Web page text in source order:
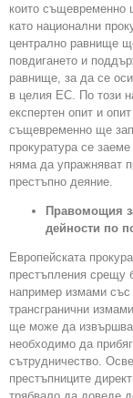
които същевременно
като национални
централно равнище
повдигането и
равнище, за да се
в целия ЕС. По този
експертен опит и
същевременно ще
прокуратура се
няма да упражняват
престъпно деяние.
Правомощия
дейности по
Европейската
престъпления
например измами
трансгранични
ще може да извършва
необходимо да
сътрудничество.
престъпниците